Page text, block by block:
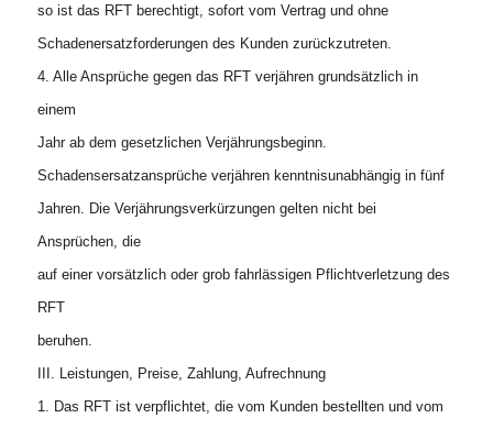
so ist das RFT berechtigt, sofort vom Vertrag und ohne
Schadenersatzforderungen des Kunden zurückzutreten.
4. Alle Ansprüche gegen das RFT verjähren grundsätzlich in
einem
Jahr ab dem gesetzlichen Verjährungsbeginn.
Schadensersatzansprüche verjähren kenntnisunabhängig in fünf
Jahren. Die Verjährungsverkürzungen gelten nicht bei
Ansprüchen, die
auf einer vorsätzlich oder grob fahrlässigen Pflichtverletzung des
RFT
beruhen.
III. Leistungen, Preise, Zahlung, Aufrechnung
1. Das RFT ist verpflichtet, die vom Kunden bestellten und vom